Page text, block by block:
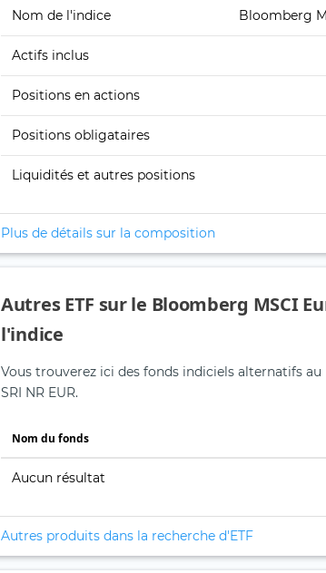
Nom de l'indice Bloomberg
Actifs inclus
Positions en actions
Positions obligataires
Liquidités et autres positions
Plus de détails sur la composition
Autres ETF sur le Bloomberg MSCI
l'indice
Vous trouverez ici des fonds indiciels alternatifs
SRI NR EUR.
Nom du fonds
Aucun résultat
Autres produits dans la recherche d'ETF